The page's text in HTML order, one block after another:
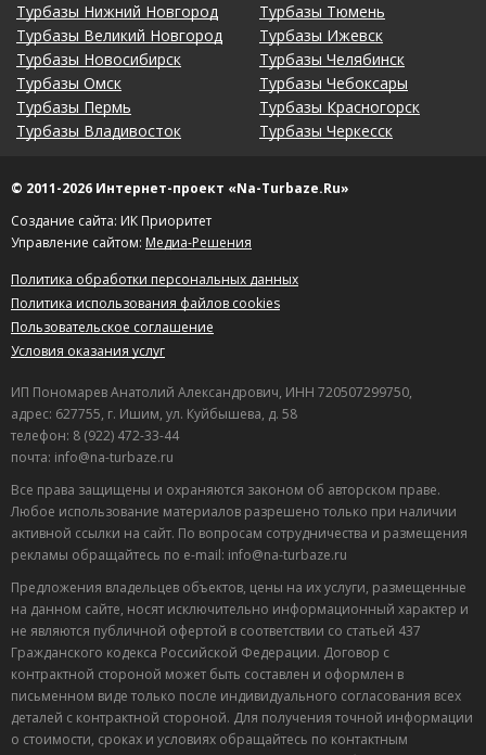
Турбазы Нижний Новгород
Турбазы Великий Новгород
Турбазы Новосибирск
Турбазы Омск
Турбазы Пермь
Турбазы Владивосток
Турбазы Тюмень
Турбазы Ижевск
Турбазы Челябинск
Турбазы Чебоксары
Турбазы Красногорск
Турбазы Черкесск
© 2011-2026 Интернет-проект «Na-Turbaze.Ru»
Создание сайта: ИК Приоритет
Управление сайтом: Медиа-Решения
Политика обработки персональных данных
Политика использования файлов cookies
Пользовательское соглашение
Условия оказания услуг
ИП Пономарев Анатолий Александрович, ИНН 720507299750,
адрес: 627755, г. Ишим, ул. Куйбышева, д. 58
телефон: 8 (922) 472-33-44
почта: info@na-turbaze.ru
Все права защищены и охраняются законом об авторском праве.
Любое использование материалов разрешено только при наличии
активной ссылки на сайт. По вопросам сотрудничества и размещения
рекламы обращайтесь по e-mail: info@na-turbaze.ru
Предложения владельцев объектов, цены на их услуги, размещенные
на данном сайте, носят исключительно информационный характер и
не являются публичной офертой в соответствии со статьей 437
Гражданского кодекса Российской Федерации. Договор с
контрактной стороной может быть составлен и оформлен в
письменном виде только после индивидуального согласования всех
деталей с контрактной стороной. Для получения точной информации
о стоимости, сроках и условиях обращайтесь по контактным